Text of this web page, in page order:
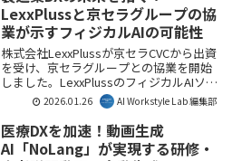
トするAI活用を実現する具体的なアプロ
ーチが解説されます。AI導入の「物足り
なさ」を感じている企業にとって、次の
一手を探す上で貴重な機会となるでしょ
う。AI Workstyle Lab編集部としては、既
存ツールとオープンソースの組み合わせ
で、より柔軟なAI導入が可能になる点に
注目しています。
LexxPlussと京セラグループの協
業が示すフィジカルAIの可能性
株式会社LexxPlussが京セラCVCから出資
を受け、京セラグループとの協業を開始
しました。LexxPlussのフィジカルAIソフ
トウェアが京セラグループの製造業向け
ロボティクスソリューションに組み込ま
れ、製造現場のDX加速とロボティクス大
規模展開を目指します。この提携は、産
業インフラの自律化に向けた重要な一歩
2026.01.26 AI Workstyle Lab 編集部
医療DXを加速！動画生成
AI「NoLang」が実現する研修・